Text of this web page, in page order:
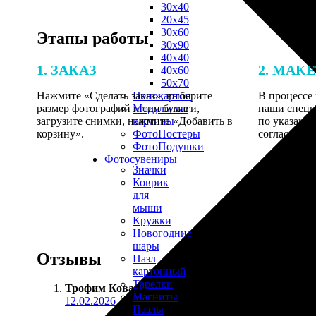
30х40
20х45
30х60
30х90
40х40
40х60
50х70
Пенокартон
Модульные
картины
ФотоПостеры
ФотоПодушки
Фотоcувениры
Значки
Коврик
для
мыши
Кружки
Новогодние
шары
Пазл
картонный
Тарелки
Магниты
Пазлы
Этапы работы
1. ЗАКАЗ
Нажмите «Сделать заказ», выберите
размер фотографий и тип бумаги,
загрузите снимки, нажмите «Добавить в
корзину».
2.
В процессе
наши
по
Отзывы
Трофим Коваль :
12.02.2026